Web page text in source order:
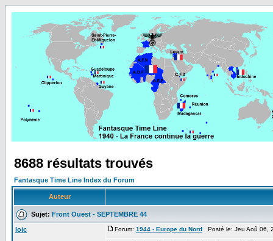
8688 résultats trouvés
Fantasque Time Line Index du Forum
Auteur
Sujet: Front Ouest - SEPTEMBRE 44
loic Forum: 1944 - Europe du Nord Posté le: Jeu Aoû